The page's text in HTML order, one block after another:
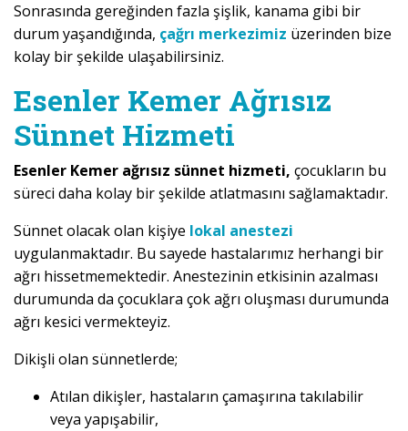
Sonrasında gereğinden fazla şişlik, kanama gibi bir
durum yaşandığında, çağrı merkezimiz üzerinden bize
kolay bir şekilde ulaşabilirsiniz.
Esenler Kemer Ağrısız
Sünnet Hizmeti
Esenler Kemer ağrısız sünnet hizmeti, çocukların bu
süreci daha kolay bir şekilde atlatmasını sağlamaktadır.
Sünnet olacak olan kişiye lokal anestezi
uygulanmaktadır. Bu sayede hastalarımız herhangi bir
ağrı hissetmemektedir. Anestezinin etkisinin azalması
durumunda da çocuklara çok ağrı oluşması durumunda
ağrı kesici vermekteyiz.
Dikişli olan sünnetlerde;
Atılan dikişler, hastaların çamaşırına takılabilir
veya yapışabilir,